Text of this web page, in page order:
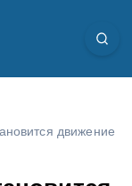
движение